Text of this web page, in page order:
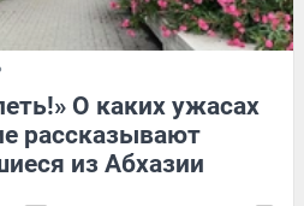
О каких ужасах
рассказывают
из Абхазии